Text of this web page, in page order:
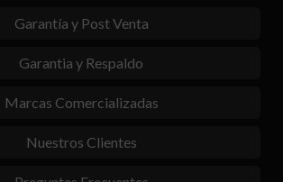
Garantía y Post Venta
Garantia y Respaldo
Marcas Comercializadas
Nuestros Clientes